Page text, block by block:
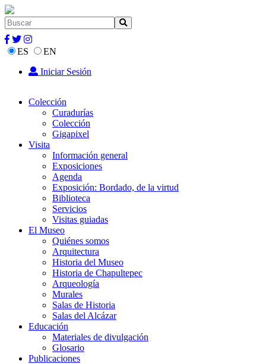
ES
EN
Iniciar Sesión
Colección
Curadurías
Colección
Gigapixel
Visita
Información general
Exposiciones
Agenda
Exposición: Bordado, de la virtud
Biblioteca
Servicios
Visitas guiadas
El Museo
Quiénes somos
Arquitectura
Historia del Museo
Historia de Chapultepec
Arqueología
Murales
Salas de Historia
Salas del Alcázar
Educación
Materiales de divulgación
Glosario
Publicaciones